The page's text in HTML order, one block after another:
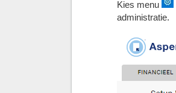
Kies menu
administratie.